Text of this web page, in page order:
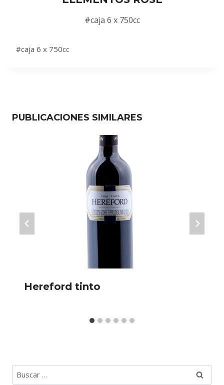
#caja 6 x 750cc
#caja 6 x 750cc
PUBLICACIONES SIMILARES
Hereford tinto
Buscar: